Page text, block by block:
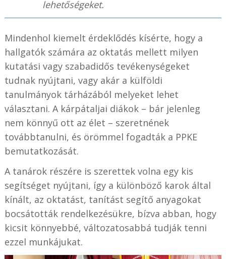
lehetőségeket.
Mindenhol kiemelt érdeklődés kísérte, hogy a
hallgatók számára az oktatás mellett milyen
kutatási vagy szabadidős tevékenységeket
tudnak nyújtani, vagy akár a külföldi
tanulmányok tárházából melyeket lehet
választani. A kárpátaljai diákok – bár jelenleg
nem könnyű ott az élet – szeretnének
továbbtanulni, és örömmel fogadták a PPKE
bemutatkozását.
A tanárok részére is szerettek volna egy kis
segítséget nyújtani, így a különböző karok által
kínált, az oktatást, tanítást segítő anyagokat
bocsátották rendelkezésükre, bízva abban, hogy
kicsit könnyebbé, változatosabbá tudják tenni
ezzel munkájukat.